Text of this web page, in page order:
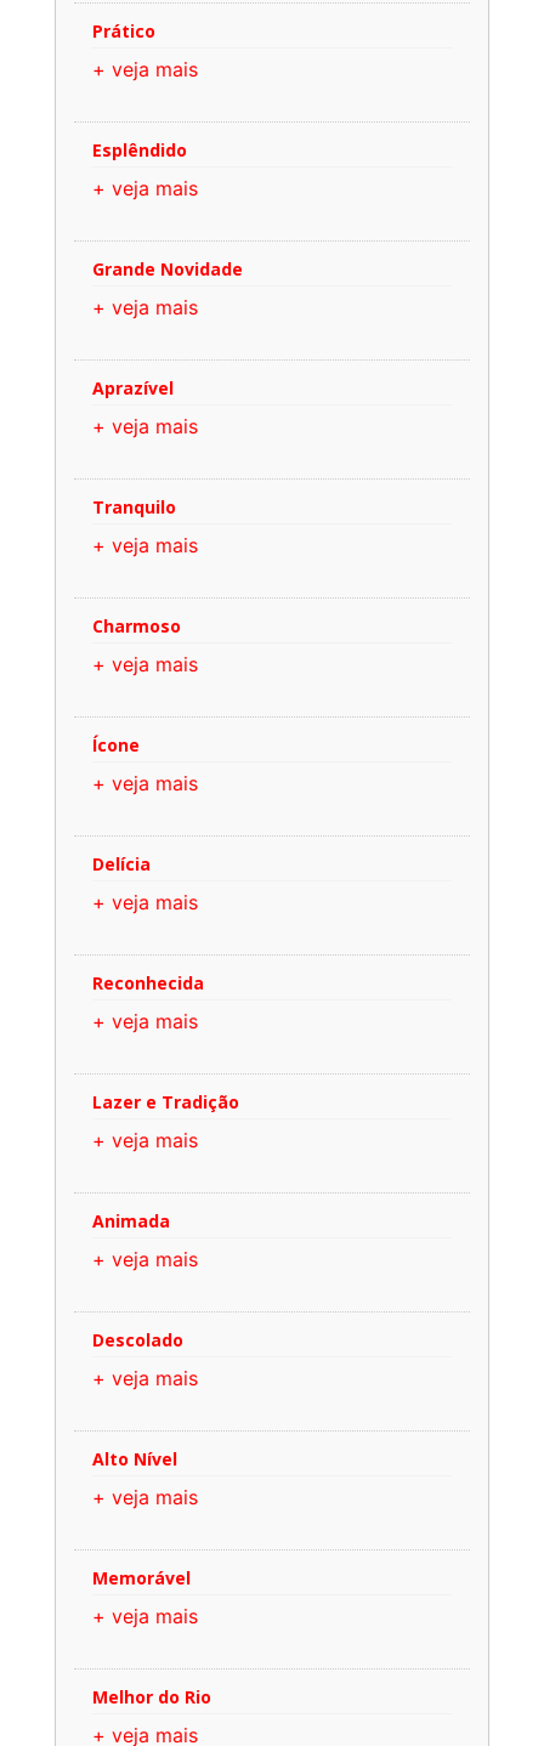
Prático
+ veja mais
Esplêndido
+ veja mais
Grande Novidade
+ veja mais
Aprazível
+ veja mais
Tranquilo
+ veja mais
Charmoso
+ veja mais
Ícone
+ veja mais
Delícia
+ veja mais
Reconhecida
+ veja mais
Lazer e Tradição
+ veja mais
Animada
+ veja mais
Descolado
+ veja mais
Alto Nível
+ veja mais
Memorável
+ veja mais
Melhor do Rio
+ veja mais